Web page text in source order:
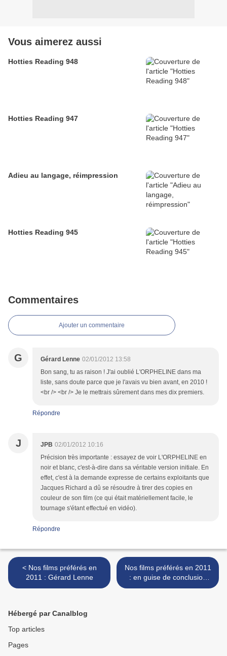
Vous aimerez aussi
Hotties Reading 948
Hotties Reading 947
Adieu au langage, réimpression
Hotties Reading 945
Commentaires
Ajouter un commentaire
G Gérard Lenne 02/01/2012 13:58
Bon sang, tu as raison ! J'ai oublié L'ORPHELINE dans ma
liste, sans doute parce que je l'avais vu bien avant, en 2010 !
<br /> <br /> Je le mettrais sûrement dans mes dix premiers.
Répondre
J JPB 02/01/2012 10:16
Précision très importante : essayez de voir L'ORPHELINE en
noir et blanc, c'est-à-dire dans sa véritable version initiale. En
effet, c'est à la demande expresse de certains exploitants que
Jacques Richard a dû se résoudre à tirer des copies en
couleur de son film (ce qui était matériellement facile, le
tournage s'étant effectué en vidéo).
Répondre
< Nos films préférés en
2011 : Gérard Lenne
Nos films préférés en 2011
: en guise de conclusion
(provisoire) >
Hébergé par Canalblog
Top articles
Pages